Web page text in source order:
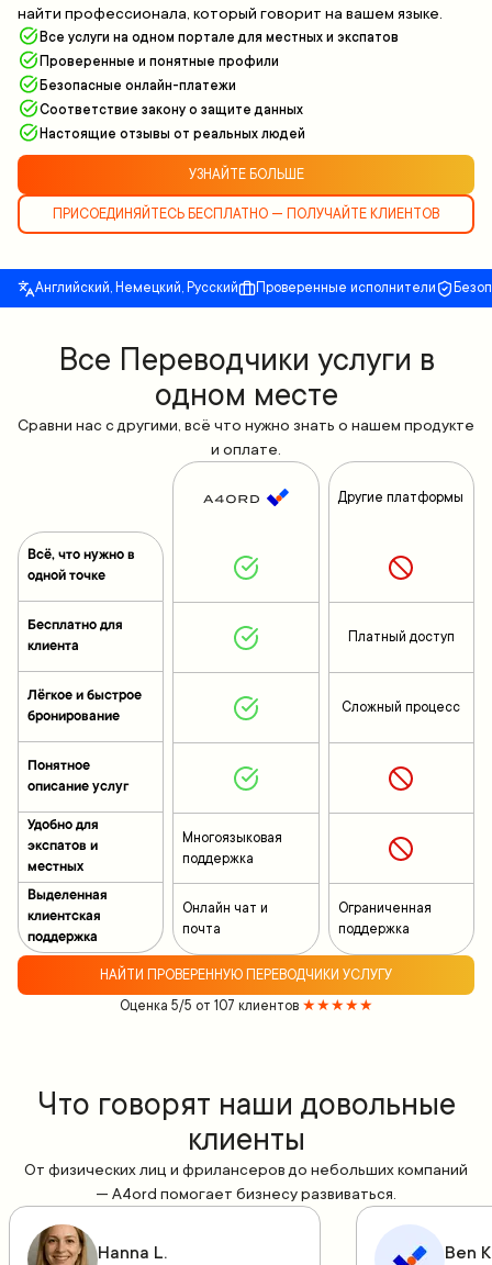
найти профессионала, который говорит на вашем языке.
Все услуги на одном портале для местных и экспатов
Проверенные и понятные профили
Безопасные онлайн-платежи
Соответствие закону о защите данных
Настоящие отзывы от реальных людей
УЗНАЙТЕ БОЛЬШЕ
ПРИСОЕДИНЯЙТЕСЬ БЕСПЛАТНО — ПОЛУЧАЙТЕ КЛИЕНТОВ
Английский, Немецкий, Русский Проверенные исполнители
Все Переводчики услуги в
одном месте
Сравни нас с другими, всё что нужно знать о нашем продукте
и оплате.
Всё, что нужно в
одной точке
Бесплатно для
клиента
Лёгкое и быстрое
бронирование
Понятное
описание услуг
Удобно для
экспатов и
местных
Выделенная
клиентская
поддержка
Многоязыковая
поддержка
Онлайн чат и
почта
Другие платформы
Платный доступ
Сложный процесс
Ограниченная
поддержка
НАЙТИ ПРОВЕРЕННУЮ ПЕРЕВОДЧИКИ УСЛУГУ
Оценка 5/5 от 107 клиентов ★★★★★
Что говорят наши довольные
клиенты
От физических лиц и фрилансеров до небольших компаний
— A4ord помогает бизнесу развиваться.
Hanna L. Ben